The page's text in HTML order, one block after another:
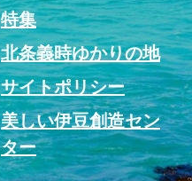
特集
北条義時ゆかりの地
サイトポリシー
美しい伊豆創造セン
ター